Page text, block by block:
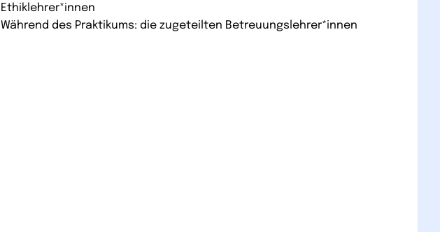
Ethiklehrer*innen
Während des Praktikums: die zugeteilten Betreuungslehrer*innen